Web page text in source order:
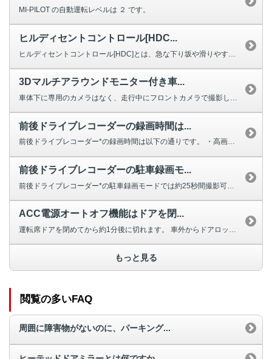
MI-PILOT の自動運転レベルは ２ です。
ヒルディセントコントロール[HDC...
3Dマルチアラウンドモニター付き車...
車体下に専用のカメラはなく、走行中にフロントカメラで撮影した1～2秒後の映...
前後ドライブレコーダーの録画時間は...
前後ドライブレコーダー*の録画時間は以下の通りです。 ・高画質：約30分...
前後ドライブレコーダーの駐車録画モ...
ACC電源オートオフ機能はドアを閉...
運転席ドアを閉めてから約1分後に切れます。 車外からドアロックした場合（...
もっと見る
閲覧の多いFAQ
周囲に障害物がないのに、パーキング...